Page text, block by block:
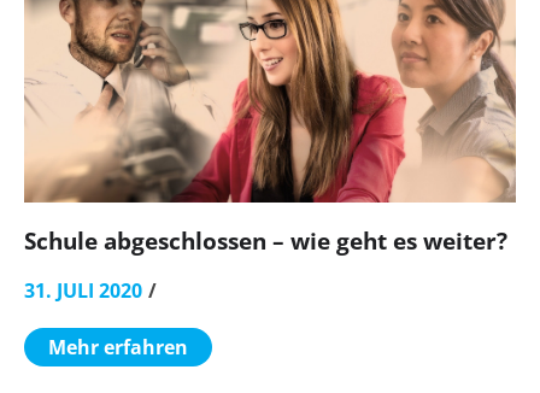
Schule abgeschlossen – wie geht es weiter?
31. JULI 2020
Mehr erfahren